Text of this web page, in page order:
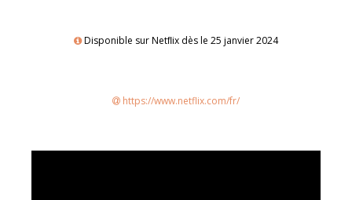
Disponible sur Netﬂix dès le 25 janvier 2024
https://www.netflix.com/fr/